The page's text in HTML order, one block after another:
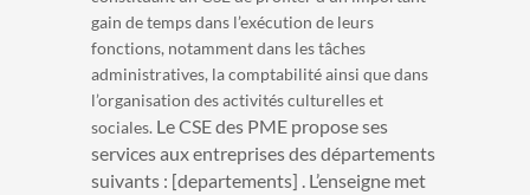
gain de temps dans l’exécution de leurs
fonctions, notamment dans les tâches
administratives, la comptabilité ainsi que dans
l’organisation des activités culturelles et
sociales. Le CSE des PME propose ses
services aux entreprises des départements
suivants : [departements] . L’enseigne met